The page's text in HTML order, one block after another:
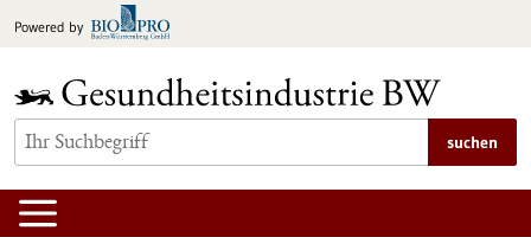
Inhalt
Powered by
suchen